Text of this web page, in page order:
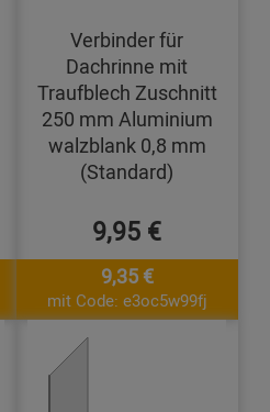
Verbinder für
Dachrinne mit
Traufblech Zuschnitt
250 mm Aluminium
walzblank 0,8 mm
(Standard)
9,95 €
9,35 €
mit Code: e3oc5w99fj